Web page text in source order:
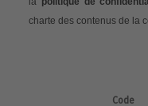
charte des contenus de la
Code